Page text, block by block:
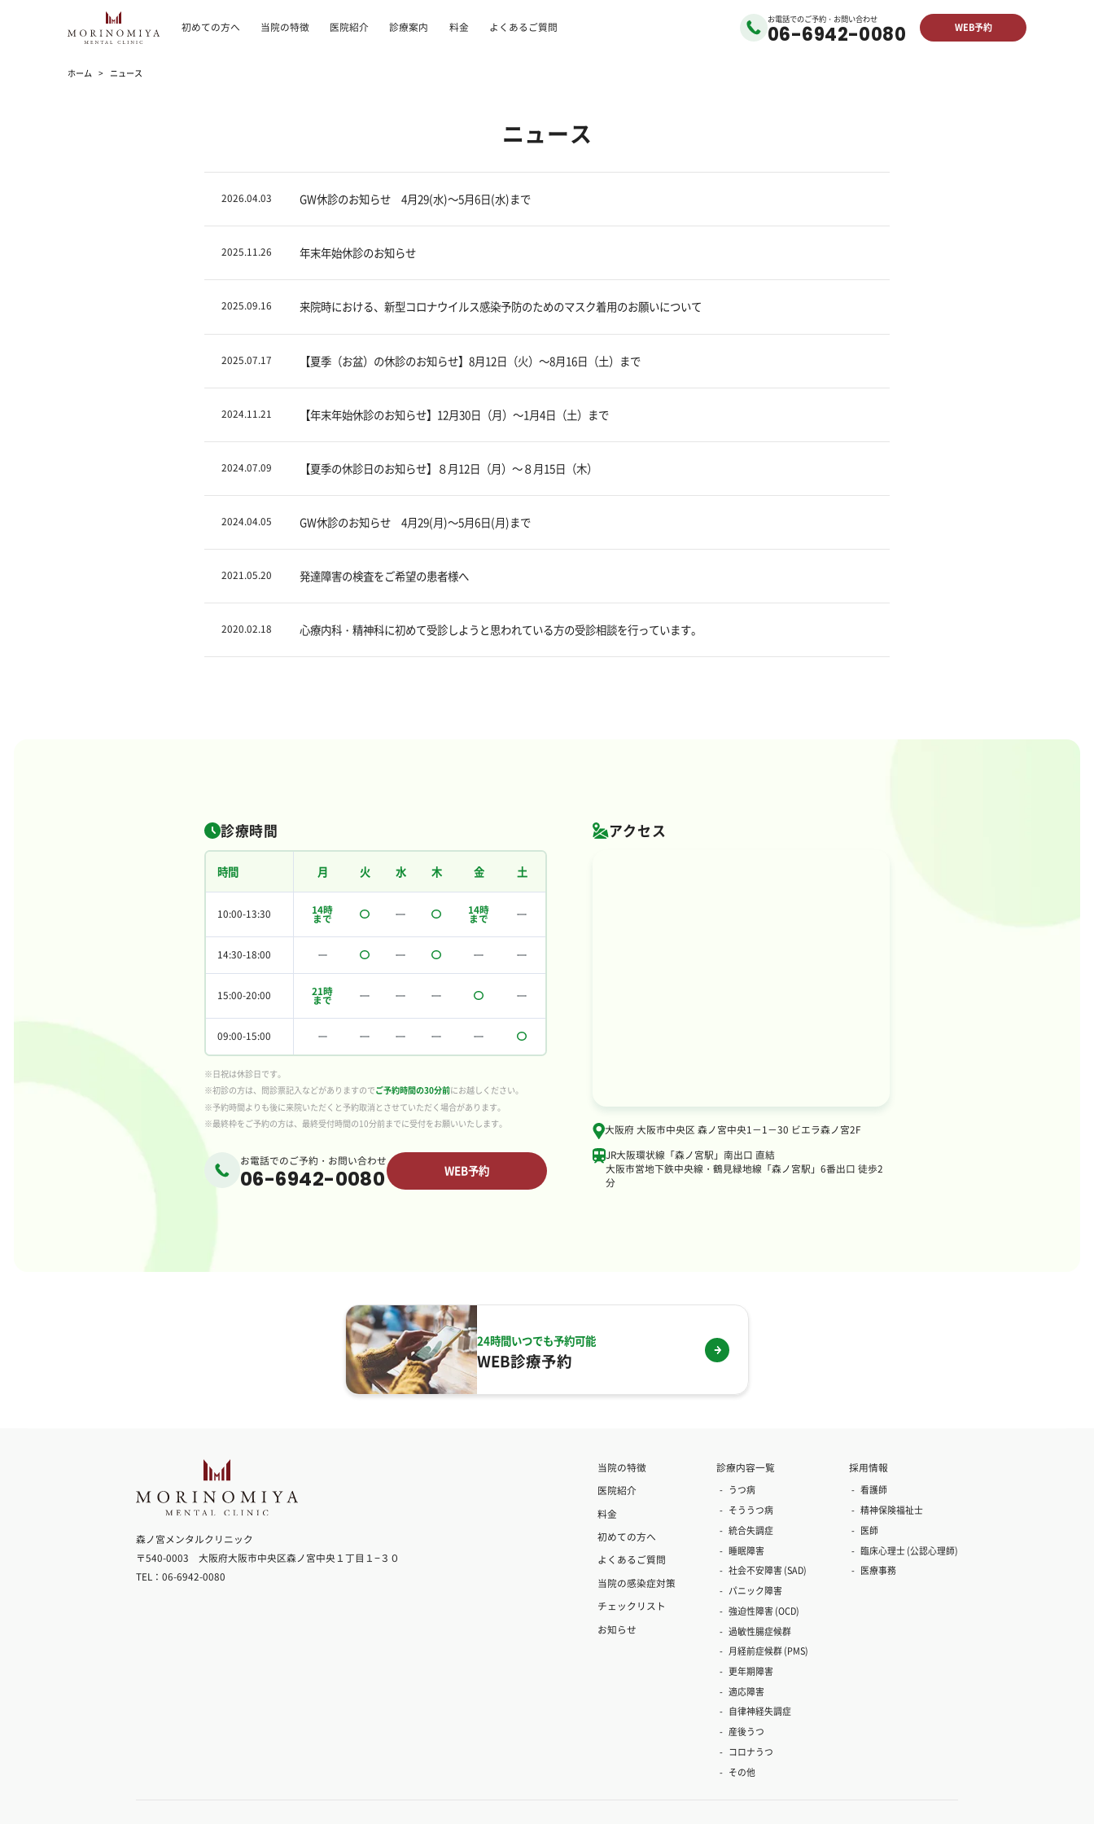
初めての方へ 当院の特徴 医院紹介 診療案内 料金 よくあるご質問
お電話でのご予約・お問い合わせ
06-6942-0080 WEB予約
ホーム ニュース
ニュース
2026.04.03 GW休診のお知らせ 4月29(水)～5月6日(水)まで
2025.11.26 年末年始休診のお知らせ
2025.09.16 来院時における、新型コロナウイルス感染予防のためのマスク着用のお願いについて
2025.07.17 【夏季（お盆）の休診のお知らせ】8月12日（火）～8月16日（土）まで
2024.11.21 【年末年始休診のお知らせ】12月30日（月）～1月4日（土）まで
2024.07.09 【夏季の休診日のお知らせ】８月12日（月）～８月15日（木）
2024.04.05 GW休診のお知らせ 4月29(月)～5月6日(月)まで
2021.05.20 発達障害の検査をご希望の患者様へ
2020.02.18 心療内科・精神科に初めて受診しようと思われている方の受診相談を行っています。
診療時間
時間 月 火 水 木 金 土
10:00-13:30 14時
まで
14時
まで
14:30-18:00
15:00-20:00 21時
まで
09:00-15:00
※日祝は休診日です。
※初診の方は、問診票記入などがありますのでご予約時間の30分前にお越しください。
※予約時間よりも後に来院いただくと予約取消とさせていただく場合があります。
※最終枠をご予約の方は、最終受付時間の10分前までに受付をお願いいたします。
お電話でのご予約・お問い合わせ
06-6942-0080 WEB予約
アクセス
大阪府 大阪市中央区 森ノ宮中央1－1－30 ビエラ森ノ宮2F
JR大阪環状線「森ノ宮駅」南出口 直結
大阪市営地下鉄中央線・鶴見緑地線「森ノ宮駅」6番出口 徒歩2
分
24時間いつでも予約可能
WEB診療予約
森ノ宮メンタルクリニック
〒540-0003 大阪府大阪市中央区森ノ宮中央１丁目１−３０
TEL：06-6942-0080
当院の特徴
医院紹介
料金
初めての方へ
よくあるご質問
当院の感染症対策
チェックリスト
お知らせ
診療内容一覧
うつ病
そううつ病
統合失調症
睡眠障害
社会不安障害 (SAD)
パニック障害
強迫性障害 (OCD)
過敏性腸症候群
月経前症候群 (PMS)
更年期障害
適応障害
自律神経失調症
産後うつ
コロナうつ
その他
採用情報
看護師
精神保険福祉士
医師
臨床心理士 (公認心理師)
医療事務